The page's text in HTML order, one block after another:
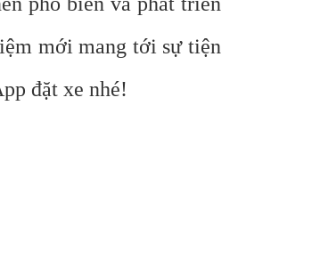
mới mang tới sự tiện
đặt xe nhé!